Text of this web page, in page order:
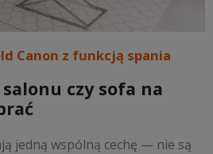
Canon z funkcją spania
czy sofa na
jedną wspólną cechę — nie są